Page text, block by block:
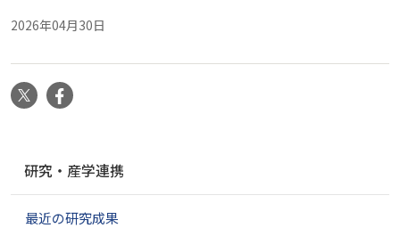
2026年04月30日
X
ゲ
研究・産学連携
最近の研究成果